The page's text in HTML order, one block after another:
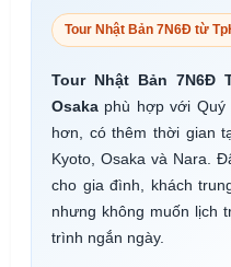
Tour Nhật Bản 7N6Đ từ
Tour Nhật Bản 7N6Đ
Osaka phù hợp với Quý
hơn, có thêm thời gian
Kyoto, Osaka và Nara.
cho gia đình, khách
nhưng không muốn lịch
trình ngắn ngày.